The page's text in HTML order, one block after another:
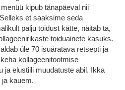
kipub tänapäeval nii
et saaksime seda
palju toidust kätte, näitab ta,
toiduainete kasuks.
üle 70 isuäratava retsepti ja
kollageenitootmise
ja elustiili muudatuste abil. Ikka
kauem.